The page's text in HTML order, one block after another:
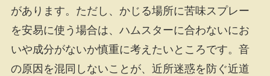
があります。ただし、かじる場所に苦味スプレー
を安易に使う場合は、ハムスターに合わないにお
いや成分がないか慎重に考えたいところです。音
の原因を混同しないことが、近所迷惑を防ぐ近道